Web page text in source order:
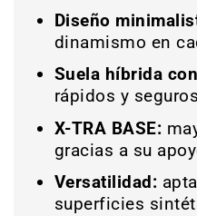
Diseño
dinamismo en
Suela híbrida
rápidos y
X-TRA BASE:
gracias a su
Versatilidad:
superficies